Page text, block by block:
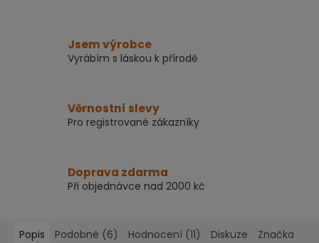
Jsem výrobce
Vyrábím s láskou k přírodě
Věrnostní slevy
Pro registrované zákazníky
Doprava zdarma
Při objednávce nad 2000 kč
Popis Podobné (6) Hodnocení (11) Diskuze Značka